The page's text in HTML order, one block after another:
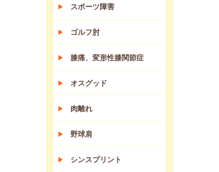
スポーツ障害
ゴルフ肘
膝痛、変形性膝関節症
オスグッド
肉離れ
野球肩
シンスプリント